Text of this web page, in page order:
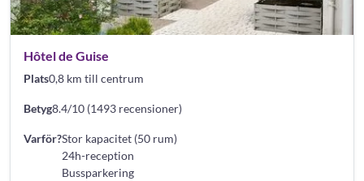
Hôtel de Guise
Plats0,8 km till centrum
Betyg8.4/10 (1493 recensioner)
Varför?Stor kapacitet (50 rum)
24h-reception
Bussparkering